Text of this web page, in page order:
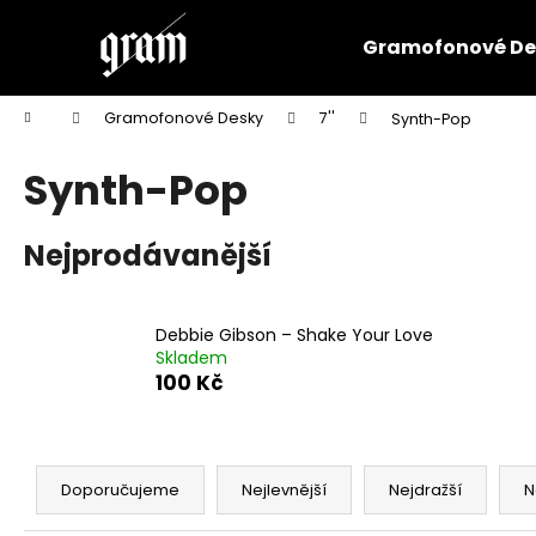
Gramofonové
Domů Gramofonové Desky 7'' Synth-Pop
Synth-Pop
Nejprodávanější
Debbie Gibson ‎– Shake Your Love
Skladem
100 Kč
Ř
z
Doporučujeme Nejlevnější Nejdražší
í
Zpět
do
obchodu
Zpět
do
obchodu